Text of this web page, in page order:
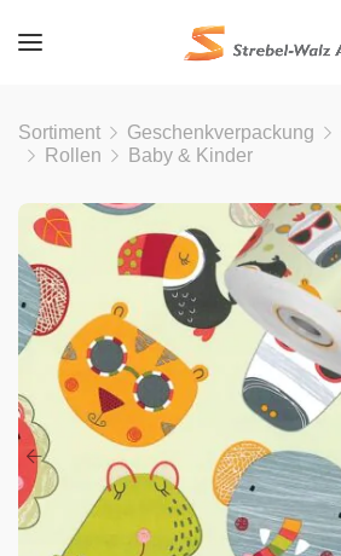
Sortiment Geschenkverpackung
Rollen
Baby & Kinder